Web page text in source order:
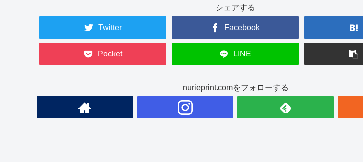
シェアする
Twitter Facebook
Pocket LINE
nurieprint.comをフォローする